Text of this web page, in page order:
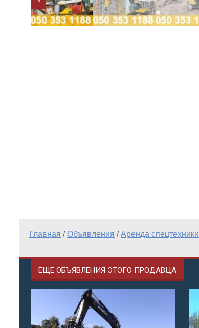
Главная /Объявления /Аренда спецтехники
ЕЩЕ ОБЪЯВЛЕНИЯ ЭТОГО ПРОДАВЦА